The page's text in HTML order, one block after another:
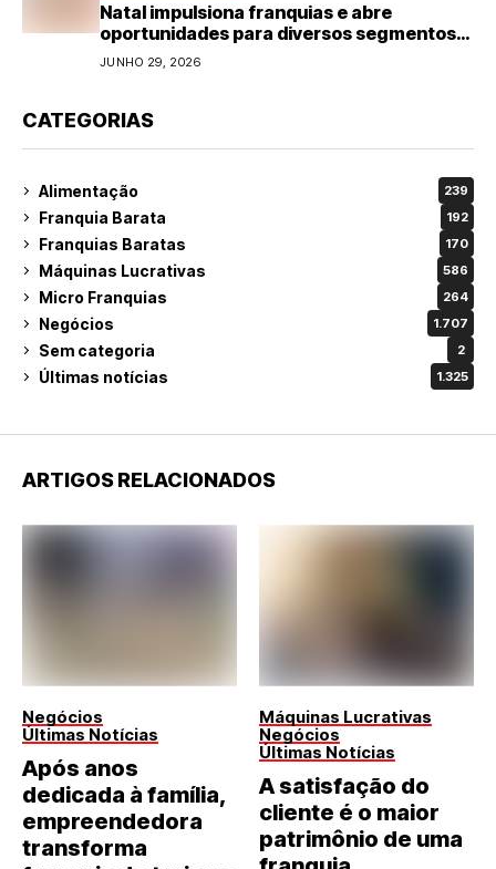
Natal impulsiona franquias e abre
oportunidades para diversos segmentos
do varejo
JUNHO 29, 2026
CATEGORIAS
Alimentação 239
Franquia Barata 192
Franquias Baratas 170
Máquinas Lucrativas 586
Micro Franquias 264
Negócios 1.707
Sem categoria 2
Últimas notícias 1.325
ARTIGOS RELACIONADOS
Negócios
Últimas Notícias
Após anos
dedicada à família,
empreendedora
transforma
Máquinas Lucrativas
Negócios
Últimas Notícias
A satisfação do
cliente é o maior
patrimônio de uma